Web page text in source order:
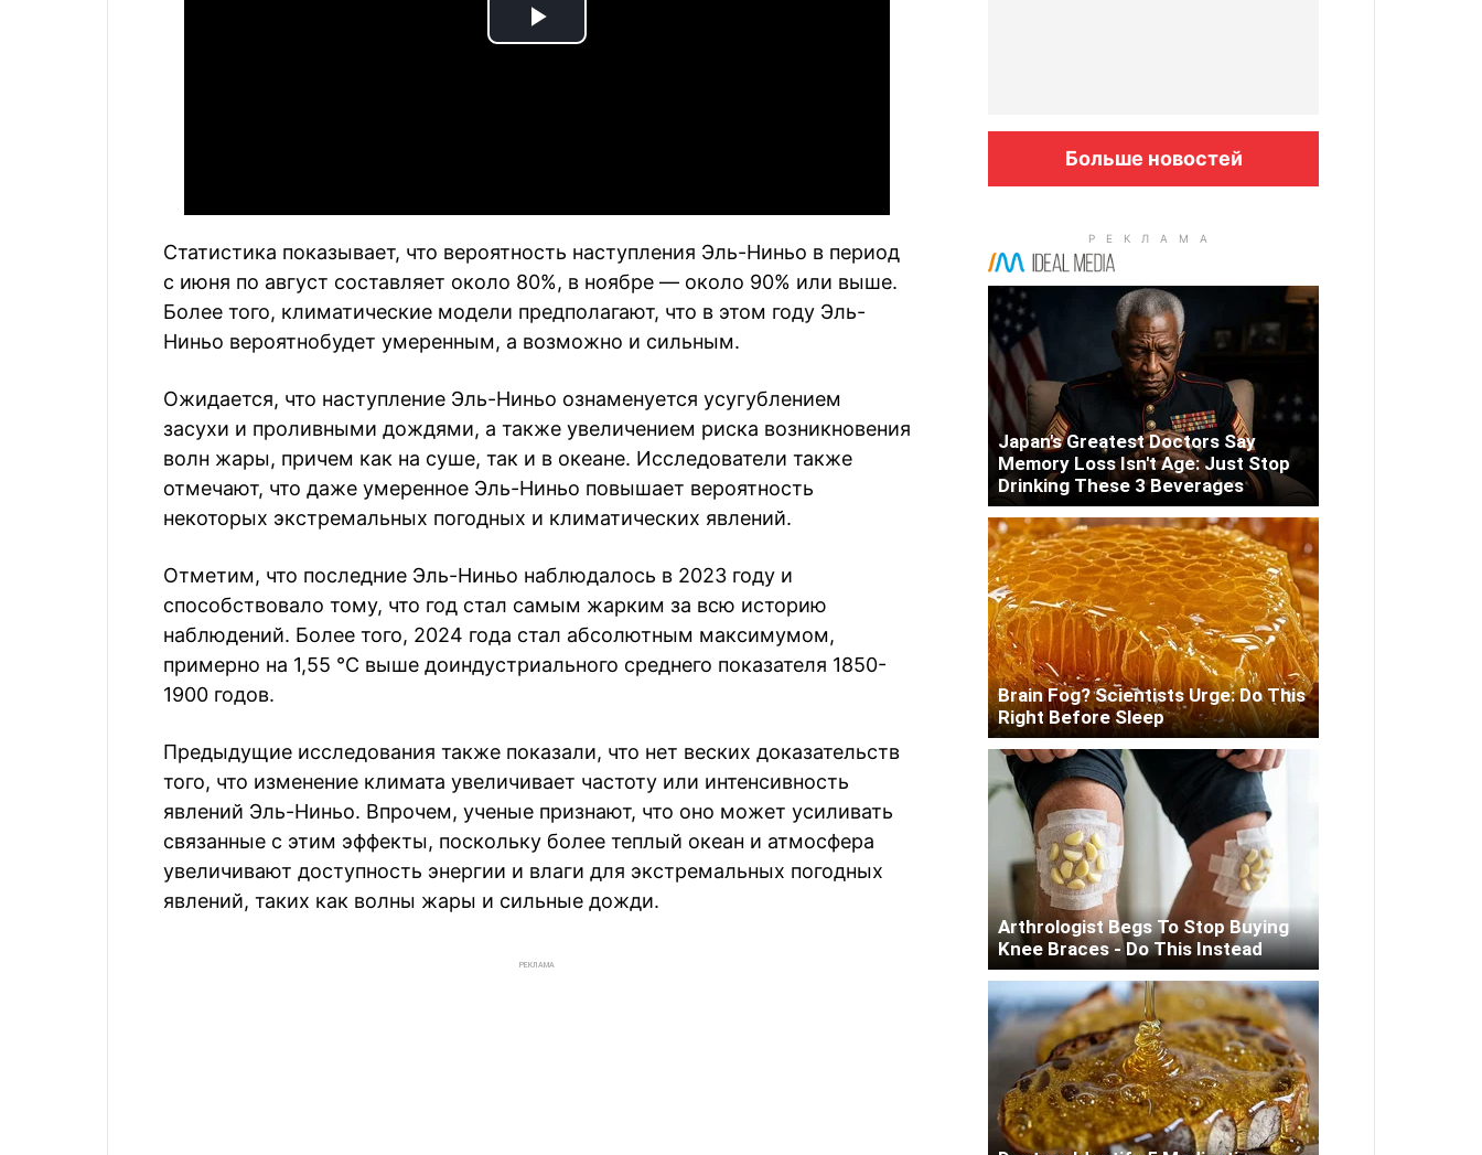
Play
Статистика показывает, что вероятность наступления Эль-Ниньо в период
с июня по август составляет около 80%, в ноябре — около 90% или выше.
Более того, климатические модели предполагают, что в этом году Эль-
Ниньо вероятнобудет умеренным, а возможно и сильным.
Ожидается, что наступление Эль-Ниньо ознаменуется усугублением
засухи и проливными дождями, а также увеличением риска возникновения
волн жары, причем как на суше, так и в океане. Исследователи также
отмечают, что даже умеренное Эль-Ниньо повышает вероятность
некоторых экстремальных погодных и климатических явлений.
Отметим, что последние Эль-Ниньо наблюдалось в 2023 году и
способствовало тому, что год стал самым жарким за всю историю
наблюдений. Более того, 2024 года стал абсолютным максимумом,
примерно на 1,55 °C выше доиндустриального среднего показателя 1850-
1900 годов.
Предыдущие исследования также показали, что нет веских доказательств
того, что изменение климата увеличивает частоту или интенсивность
явлений Эль-Ниньо. Впрочем, ученые признают, что оно может усиливать
связанные с этим эффекты, поскольку более теплый океан и атмосфера
увеличивают доступность энергии и влаги для экстремальных погодных
явлений, таких как волны жары и сильные дожди.
РЕКЛАМА
Больше новостей